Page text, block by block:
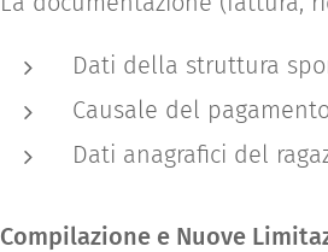
Dati della struttura
Causale del
Dati anagrafici del
Compilazione e Nuove